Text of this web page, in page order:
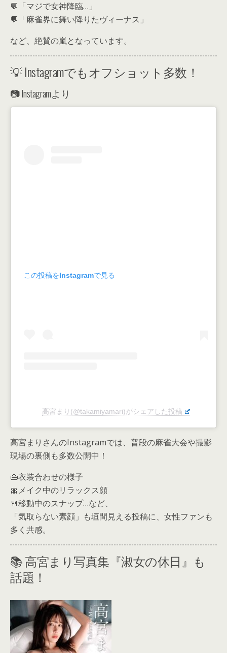
💬「マジで女神降臨…」
💬「麻雀界に舞い降りたヴィーナス」
など、絶賛の嵐となっています。
💡 Instagramでもオフショット多数！
📷 Instagramより
この投稿をInstagramで見る
高宮まり(@takamiyamari)がシェアした投稿
高宮まりさんのInstagramでは、普段の麻雀大会や撮影
現場の裏側も多数公開中！
👜衣装合わせの様子
🎀メイク中のリラックス顔
🍴移動中のスナップ…など、
「気取らない素顔」も垣間見える投稿に、女性ファンも
多く共感。
📚 高宮まり写真集『淑女の休日』も
話題！